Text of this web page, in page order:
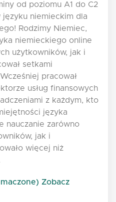
od poziomu A1 do C2
języku niemieckim dla
Rodzimy Niemiec,
niemieckiego online
użytkowników, jak i
setkami
pracował
usług finansowych
z każdym, kto
języka
nauczanie zarówno
jak i
więcej niż
Zobacz